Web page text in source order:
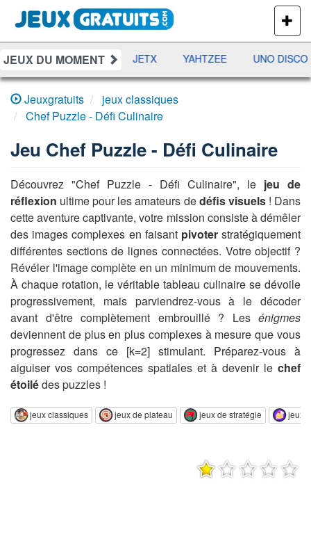
PLUS
DE
JEUX
JEUX DU MOMENT
DAMES RAMI JETX YAHTZEE UNO DISCO
Jeuxgratuits
jeux classiques
Chef Puzzle - Défi Culinaire
Jeu Chef Puzzle - Défi Culinaire
Découvrez "Chef Puzzle - Défi Culinaire", le jeu de
réflexion ultime pour les amateurs dedéfis visuels! Dans
cette aventure captivante, votre mission consiste à démêler
des images complexes en faisant pivoterstratégiquement
différentes sections de lignes connectées. Votre objectif ?
Révéler l'image complète en un minimum de mouvements.
À chaque rotation, le véritable tableau culinaire se dévoile
progressivement, mais parviendrez-vous à le décoder
avant d'être complètement embrouillé ? Les énigmes
deviennent de plus en plus complexes à mesure que vous
progressez dans ce [k=2] stimulant. Préparez-vous à
aiguiser vos compétences spatiales et à devenir le chef
étoilédes puzzles !
jeux classiques jeux de plateau jeux de stratégie jeux